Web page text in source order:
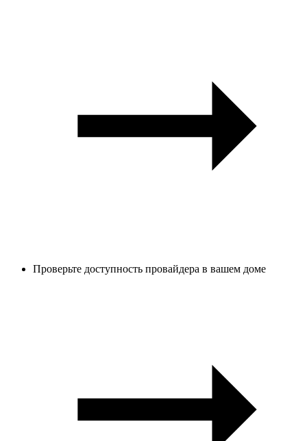
Проверьте доступность провайдера в вашем доме